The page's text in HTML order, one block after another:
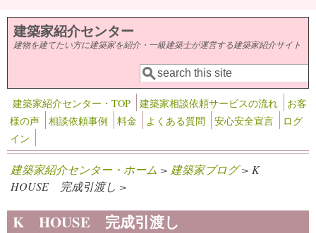
メインコンテンツに移動
建築家紹介センター
建物を建てたい方に建築家を紹介・一級建築士が運営する建築家紹介サイト
検索フォーム
検索
建築家紹介センター・TOP 建築家相談依頼サービスの流れ
お客
様の声
相談依頼事例 料金 よくある質問 安心安全宣言
ログ
イン
建築家紹介センター・ホーム > 建築家ブログ> K
HOUSE 完成引渡し >
K HOUSE 完成引渡し